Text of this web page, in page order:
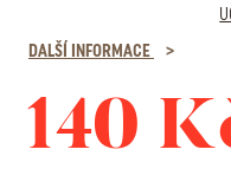
DALŠÍ INFORMACE
140